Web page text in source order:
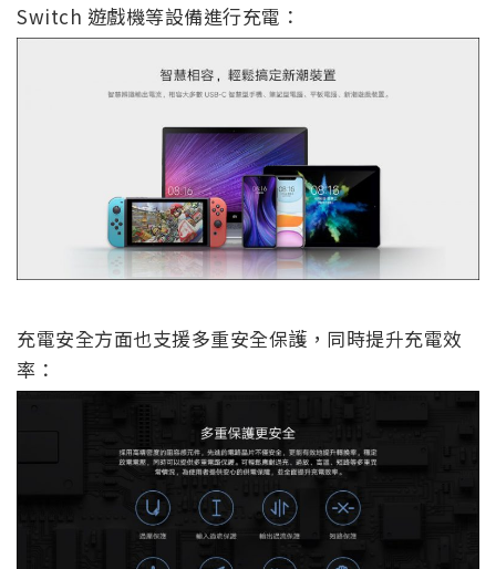
Switch 遊戲機等設備進行充電：
充電安全方面也支援多重安全保護，同時提升充電效
率：